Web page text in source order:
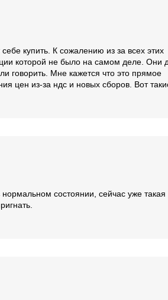
купить. К сожалению из за всех этих
которой не было на самом деле. Они
говорить. Мне кажется что это прямое
цен из-за ндс и новых сборов. Вот
состоянии, сейчас уже такая